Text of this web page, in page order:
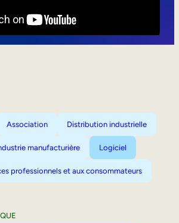
Association Distribution industrielle
manufacturière Logiciel
professionnels et aux consommateurs